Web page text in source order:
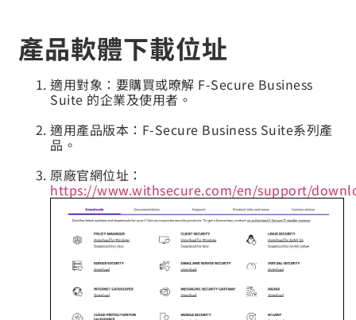
產品軟體下載位址
適用對象：要購買或暸解 F-Secure Business
Suite 的企業及使用者。
適用產品版本：F-Secure Business Suite系列產
品。
原廠官網位址：
https://www.withsecure.com/en/support/